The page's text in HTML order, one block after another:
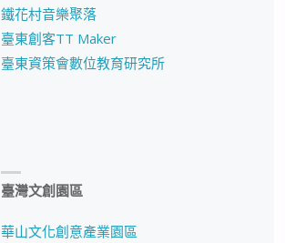
鐵花村音樂聚落
臺東創客TT Maker
臺東資策會數位教育研究所
臺灣文創園區
華山文化創意產業園區